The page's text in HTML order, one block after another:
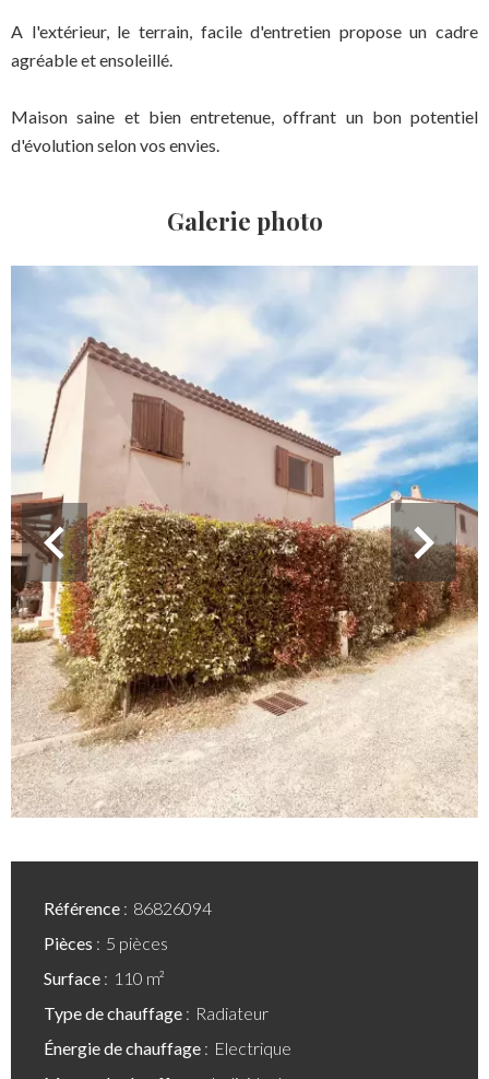
A l'extérieur, le terrain, facile d'entretien propose un cadre
agréable et ensoleillé.
Maison saine et bien entretenue, offrant un bon potentiel
d'évolution selon vos envies.
Galerie photo
Référence
86826094
Pièces
5 pièces
Surface
110 m²
Type de chauffage
Radiateur
Énergie de chauffage
Electrique